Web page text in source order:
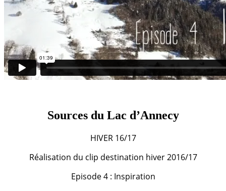
Sources du Lac d’Annecy
HIVER 16/17
Réalisation du clip destination hiver 2016/17
Episode 4 : Inspiration